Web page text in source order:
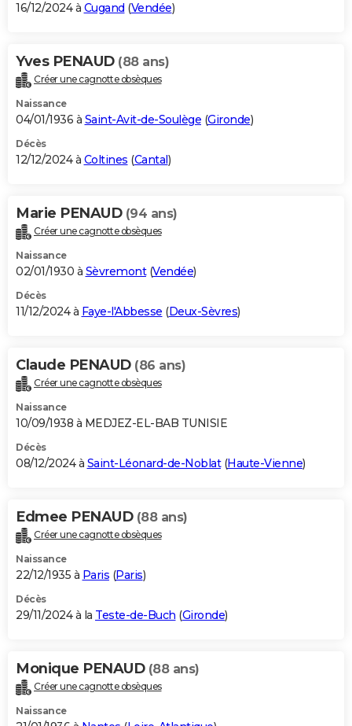
16/12/2024 à Cugand (Vendée)
Yves PENAUD (88 ans)
Créer une cagnotte obsèques
Naissance
04/01/1936 à Saint-Avit-de-Soulège (Gironde)
Décès
12/12/2024 à Coltines (Cantal)
Marie PENAUD (94 ans)
Créer une cagnotte obsèques
Naissance
02/01/1930 à Sèvremont(Vendée)
Décès
11/12/2024 à Faye-l'Abbesse (Deux-Sèvres)
Claude PENAUD (86 ans)
Créer une cagnotte obsèques
Naissance
10/09/1938 à MEDJEZ-EL-BAB TUNISIE
Décès
08/12/2024 à Saint-Léonard-de-Noblat(Haute-Vienne)
Edmee PENAUD (88 ans)
Créer une cagnotte obsèques
Naissance
22/12/1935 à Paris (Paris)
Décès
29/11/2024 à la Teste-de-Buch (Gironde)
Monique PENAUD (88 ans)
Créer une cagnotte obsèques
Naissance